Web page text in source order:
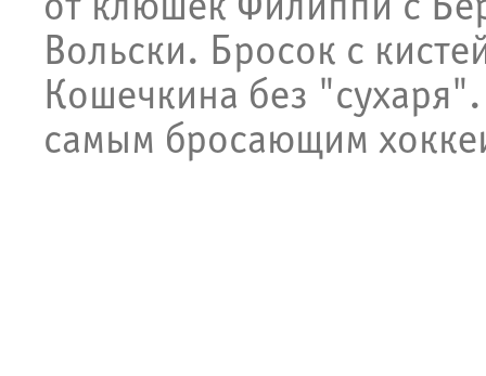
от клюшек Филиппи с
Вольски. Бросок с
Кошечкина без
самым бросающим